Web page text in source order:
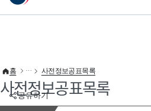
이 누리집은 대한민국 공식 전자정부 누리집입니다.
공유하기
홈 사전정보공표목록
사전정보공표목록